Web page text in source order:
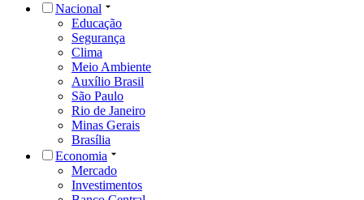
Nacional
Educação
Segurança
Clima
Meio Ambiente
Auxílio Brasil
São Paulo
Rio de Janeiro
Minas Gerais
Brasília
Economia
Mercado
Investimentos